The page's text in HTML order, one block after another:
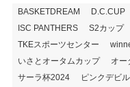
BASKETDREAM D.C.CUP
ISC PANTHERS
S2カップ
TKEスポーツセンター
いさとオータムカップ
オー
サーラ杯2024
ピンクデビ